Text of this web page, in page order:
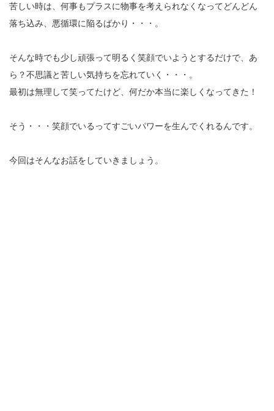
苦しい時は、何事もプラスに物事を考えられなくなってどんどん
落ち込み、悪循環に陥るばかり・・・。
そんな時でも少し頑張って明るく笑顔でいようとするだけで、あ
ら？不思議と苦しい気持ちを忘れていく・・・。
最初は無理して笑ってたけど、何だか本当に楽しくなってきた！
そう・・・笑顔でいるってすごいパワーを生んでくれるんです。
今回はそんなお話をしていきましょう。